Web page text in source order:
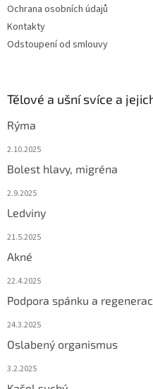
Ochrana osobních údajů
Kontakty
Odstoupení od smlouvy
Tělové a ušní svíce a
Rýma
2.10.2025
Bolest hlavy, migréna
2.9.2025
Ledviny
21.5.2025
Akné
22.4.2025
Podpora spánku a
24.3.2025
Oslabený organismus
3.2.2025